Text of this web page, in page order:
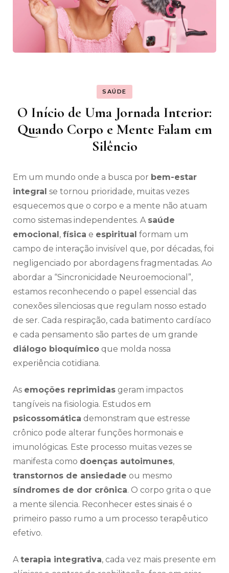
SAÚDE
O Início de Uma Jornada Interior:
Quando Corpo e Mente Falam em
Silêncio
Em um mundo onde a busca por bem-estar
integral se tornou prioridade, muitas vezes
esquecemos que o corpo e a mente não atuam
como sistemas independentes. A saúde
emocional , física e espiritual formam um
campo de interação invisível que, por décadas, foi
negligenciado por abordagens fragmentadas. Ao
abordar a “Sincronicidade Neuroemocional”,
estamos reconhecendo o papel essencial das
conexões silenciosas que regulam nosso estado
de ser. Cada respiração, cada batimento cardíaco
e cada pensamento são partes de um grande
diálogo bioquímico que molda nossa
experiência cotidiana.
As emoções reprimidas geram impactos
tangíveis na fisiologia. Estudos em
psicossomática demonstram que estresse
crônico pode alterar funções hormonais e
imunológicas. Este processo muitas vezes se
manifesta como doenças autoimunes,
transtornos de ansiedade ou mesmo
síndromes de dor crônica. O corpo grita o que
a mente silencia. Reconhecer estes sinais é o
primeiro passo rumo a um processo terapêutico
efetivo.
Aterapia integrativa, cada vez mais presente em